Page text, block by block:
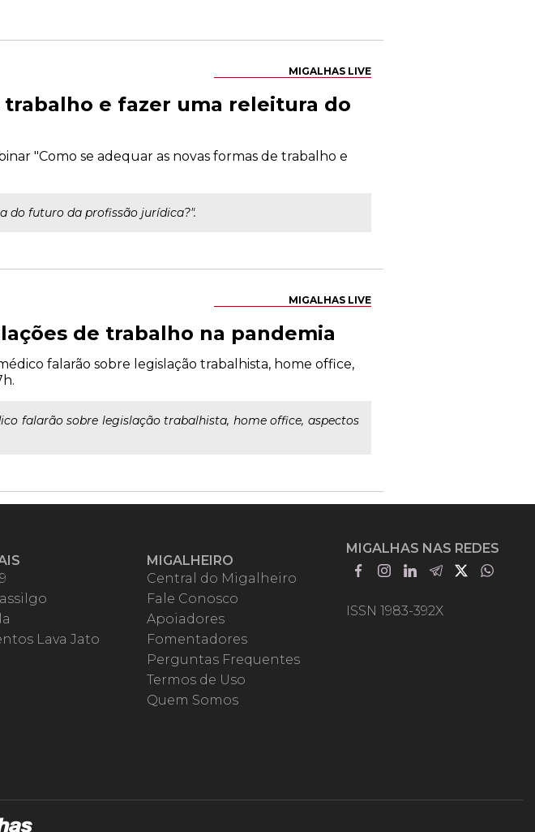
MIGALHAS LIVE
trabalho e fazer uma releitura do
"Como se adequar as novas formas de trabalho e
do futuro da profissão jurídica?".
MIGALHAS LIVE
de trabalho na pandemia
falarão sobre legislação trabalhista, home office,
falarão sobre legislação trabalhista, home office, aspectos
Lava Jato
MIGALHEIRO
Central do Migalheiro
Fale Conosco
Apoiadores
Fomentadores
Perguntas Frequentes
Termos de Uso
Quem Somos
MIGALHAS NAS REDES
ISSN 1983-392X